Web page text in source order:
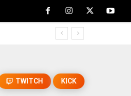
TWITCH KICK